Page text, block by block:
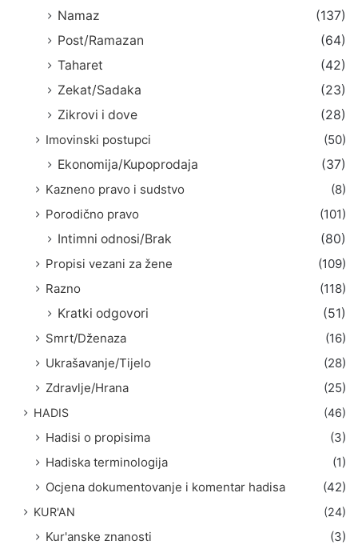
Namaz
(137)
Post/Ramazan
(64)
Taharet
(42)
Zekat/Sadaka
(23)
Zikrovi i dove
(28)
Imovinski postupci
(50)
Ekonomija/Kupoprodaja
(37)
Kazneno pravo i sudstvo
(8)
Porodično pravo
(101)
Intimni odnosi/Brak
(80)
Propisi vezani za žene
(109)
Razno
(118)
Kratki odgovori
(51)
Smrt/Dženaza
(16)
Ukrašavanje/Tijelo
(28)
Zdravlje/Hrana
(25)
HADIS (46)
Hadisi o propisima
(3)
Hadiska terminologija
(1)
Ocjena dokumentovanje i komentar hadisa
(42)
KUR'AN (24)
Kur'anske znanosti
(3)